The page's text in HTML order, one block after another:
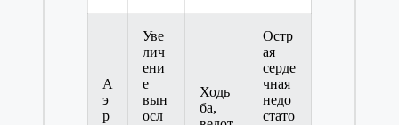
А
э
р
Уве
лич
ени
е
вын
осл
Ходь
ба,
Остр
ая
серде
чная
недо
стато